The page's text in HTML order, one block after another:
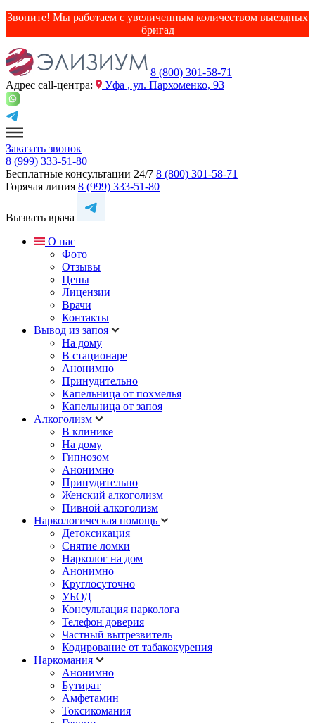
Звоните! Мы работаем с увеличенным количеством выездных
бригад
8 (800) 301-58-71
Адрес сall-центра:
Уфа , ул. Пархоменко, 93
Заказать звонок
8 (999) 333-51-80
Бесплатные консультации 24/7 8 (800) 301-58-71
Горячая линия 8 (999) 333-51-80
Вызвать врача
О нас
Фото
Отзывы
Цены
Лицензии
Врачи
Контакты
Вывод из запоя
На дому
В стационаре
Анонимно
Принудительно
Капельница от похмелья
Капельница от запоя
Алкоголизм
В клинике
На дому
Гипнозом
Анонимно
Принудительно
Женский алкоголизм
Пивной алкоголизм
Наркологическая помощь
Детоксикация
Снятие ломки
Нарколог на дом
Анонимно
Круглосуточно
УБОД
Консультация нарколога
Телефон доверия
Частный вытрезвитель
Кодирование от табакокурения
Наркомания
Анонимно
Бутират
Амфетамин
Токсикомания